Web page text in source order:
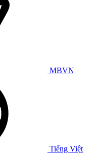
MBVN
Tiếng Việt